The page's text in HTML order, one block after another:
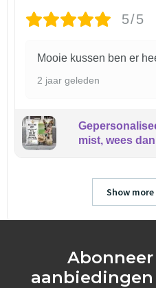
5/5
Mooie kussen ben er
2 jaar geleden
mist, wees
Show